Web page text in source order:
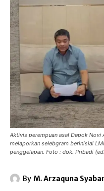
Aktivis perempuan asal Depok Novi
melaporkan selebgram berinisial
penggelapan. Foto : dok. Pribadi
By M. Arzaquna